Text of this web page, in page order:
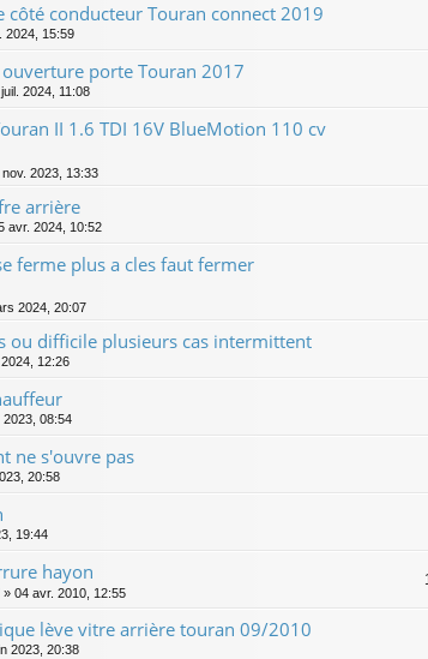
côté conducteur Touran connect 2019
2024, 15:59
porte Touran 2017
2024, 11:08
II 1.6 TDI 16V BlueMotion 110 cv
nov. 2023, 13:33
arrière
avr. 2024, 10:52
ferme plus a cles faut fermer
2024, 20:07
ou difficile plusieurs cas intermittent
12:26
2023, 08:54
ne s'ouvre pas
20:58
19:44
hayon
» 04 avr. 2010, 12:55
lève vitre arrière touran 09/2010
2023, 20:38